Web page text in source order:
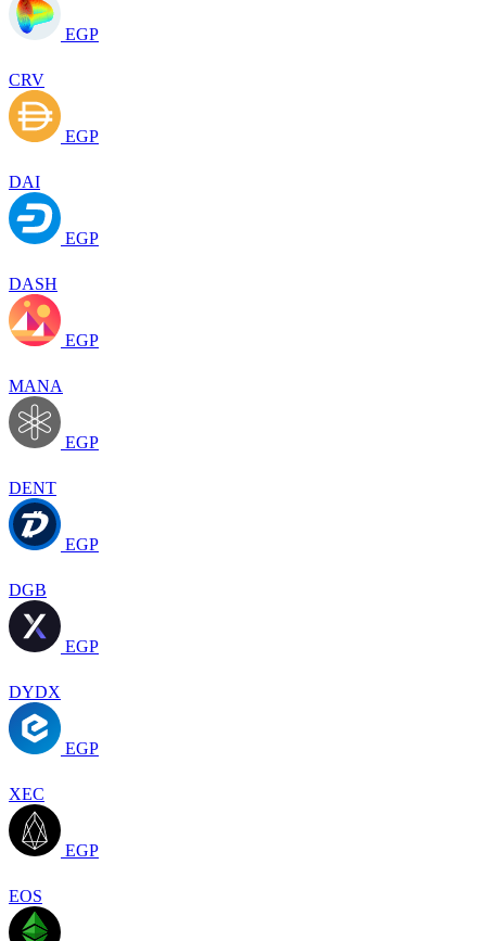
EGP
CRV
EGP
DAI
EGP
DASH
EGP
MANA
EGP
DENT
EGP
DGB
EGP
DYDX
EGP
XEC
EGP
EOS